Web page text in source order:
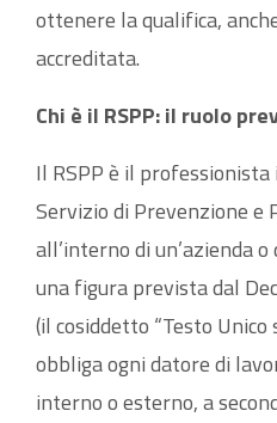
ottenere la qualifica,
accreditata.
Chi è il RSPP: il ruolo
Il RSPP è il
Servizio di Prevenzione e
all’interno di un’azienda
una figura prevista dal
(il cosiddetto “Testo Unico
obbliga ogni datore di
interno o esterno, a